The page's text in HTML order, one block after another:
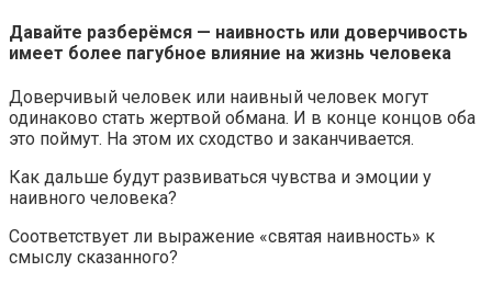
Давайте разберёмся — наивность или доверчивость
имеет более пагубное влияние на жизнь человека
Доверчивый человек или наивный человек могут
одинаково стать жертвой обмана. И в конце концов оба
это поймут. На этом их сходство и заканчивается.
Как дальше будут развиваться чувства и эмоции у
наивного человека?
Соответствует ли выражение «святая наивность» к
смыслу сказанного?